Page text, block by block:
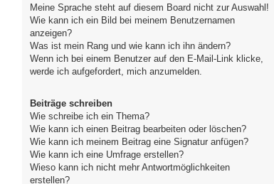
Meine Sprache steht auf diesem Board nicht zur Auswahl!
Wie kann ich ein Bild bei meinem Benutzernamen
anzeigen?
Was ist mein Rang und wie kann ich ihn ändern?
Wenn ich bei einem Benutzer auf den E-Mail-Link klicke,
werde ich aufgefordert, mich anzumelden.
Beiträge schreiben
Wie schreibe ich ein Thema?
Wie kann ich einen Beitrag bearbeiten oder löschen?
Wie kann ich meinem Beitrag eine Signatur anfügen?
Wie kann ich eine Umfrage erstellen?
Wieso kann ich nicht mehr Antwortmöglichkeiten
erstellen?